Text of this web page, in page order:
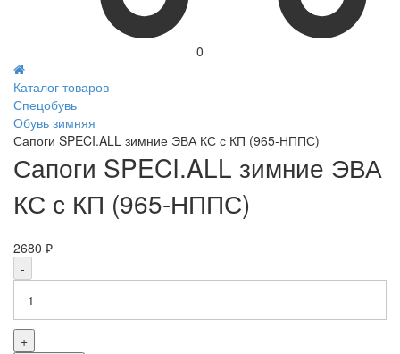
0
Каталог товаров
Спецобувь
Обувь зимняя
Сапоги SPECI.ALL зимние ЭВА КС с КП (965-НППС)
Сапоги SPECI.ALL зимние ЭВА
КС с КП (965-НППС)
2680 ₽
-
+